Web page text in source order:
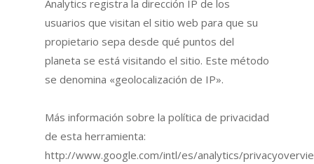
Analytics registra la dirección IP de los
usuarios que visitan el sitio web para que su
propietario sepa desde qué puntos del
planeta se está visitando el sitio. Este método
se denomina «geolocalización de IP».
Más información sobre la política de privacidad
de esta herramienta:
http://www.google.com/intl/es/analytics/